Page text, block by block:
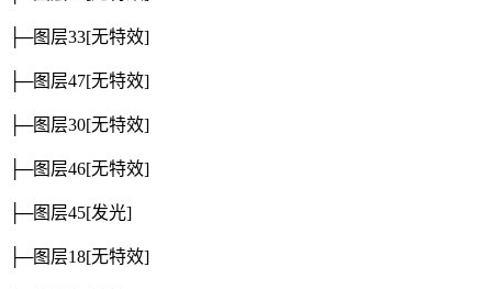
├─图层33[无特效]
├─图层47[无特效]
├─图层30[无特效]
├─图层46[无特效]
├─图层45[发光]
├─图层18[无特效]